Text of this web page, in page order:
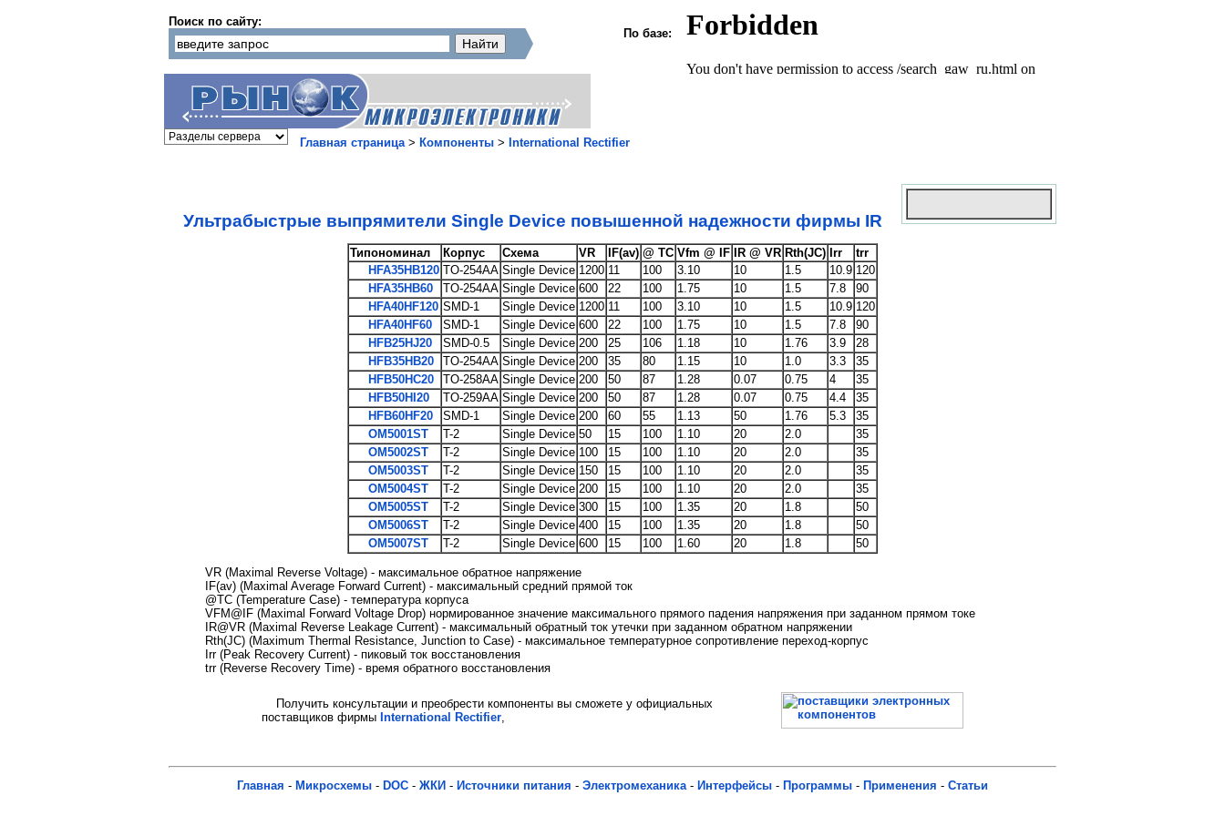
Поиск по сайту:
По базе:
Главная страница> Компоненты > International Rectifier
Ультрабыстрые выпрямители Single Device повышенной надежности фирмы IR
Типономинал Корпус Схема VR IF(av) @ TC Vfm @ IF IR @ VR Rth(JC) Irr
trr
HFA35HB120 TO-254AA Single Device 1200 11 100 3.10 10 1.5 10.9 120
HFA35HB60
TO-254AA Single Device 600 22 100 1.75 10 1.5 7.8
90
HFA40HF120 SMD-1 Single Device 1200 11 100 3.10 10 1.5 10.9 120
HFA40HF60
SMD-1 Single Device 600 22 100 1.75 10 1.5 7.8
90
HFB25HJ20
SMD-0.5 Single Device 200 25 106 1.18 10 1.76 3.9
28
HFB35HB20
TO-254AA Single Device 200 35 80 1.15 10 1.0 3.3
35
HFB50HC20
TO-258AA Single Device 200 50 87 1.28 0.07 0.75 4
35
HFB50HI20
TO-259AA Single Device 200 50 87 1.28 0.07 0.75 4.4
35
HFB60HF20
SMD-1 Single Device 200 60 55 1.13 50 1.76 5.3
35
OM5001ST
T-2 Single Device 50 15 100 1.10 20 2.0
35
OM5002ST
T-2 Single Device 100 15 100 1.10 20 2.0
35
OM5003ST
T-2 Single Device 150 15 100 1.10 20 2.0
35
OM5004ST
T-2 Single Device 200 15 100 1.10 20 2.0
35
OM5005ST
T-2 Single Device 300 15 100 1.35 20 1.8
50
OM5006ST
T-2 Single Device 400 15 100 1.35 20 1.8
50
OM5007ST
T-2 Single Device 600 15 100 1.60 20 1.8 50
VR (Maximal Reverse Voltage) - максимальное обратное напряжение
IF(av) (Maximal Average Forward Current) - максимальный средний прямой ток
@TC (Temperature Case) - температура корпуса
VFM@IF (Maximal Forward Voltage Drop) нормированное значение максимального прямого падения напряжения при заданном прямом токе
IR@VR (Maximal Reverse Leakage Current) - максимальный обратный ток утечки при заданном обратном напряжении
Rth(JC) (Maximum Thermal Resistance, Junction to Case) - максимальное температурное сопротивление переход-корпус
Irr (Peak Recovery Current) - пиковый ток восстановления
trr (Reverse Recovery Time) - время обратного восстановления
Получить консультации и преобрести компоненты вы сможете у официальных
поставщиков фирмы International Rectifier
Главная - Микросхемы - DOC - ЖКИ - Источники питания - Электромеханика - Интерфейсы - Программы - Применения - Статьи